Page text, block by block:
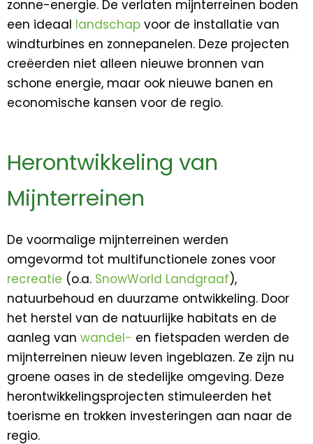
zonne-energie. De verlaten mijnterreinen boden
een ideaal landschap voor de installatie van
windturbines en zonnepanelen. Deze projecten
creëerden niet alleen nieuwe bronnen van
schone energie, maar ook nieuwe banen en
economische kansen voor de regio.
Herontwikkeling van
Mijnterreinen
De voormalige mijnterreinen werden
omgevormd tot multifunctionele zones voor
recreatie (o.a. SnowWorld Landgraaf),
natuurbehoud en duurzame ontwikkeling. Door
het herstel van de natuurlijke habitats en de
aanleg van wandel- en fietspaden werden de
mijnterreinen nieuw leven ingeblazen. Ze zijn nu
groene oases in de stedelijke omgeving. Deze
herontwikkelingsprojecten stimuleerden het
toerisme en trokken investeringen aan naar de
regio.